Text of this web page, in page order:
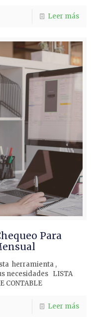
Leer más
Para
herramienta ,
necesidades LISTA
CONTABLE
Leer más